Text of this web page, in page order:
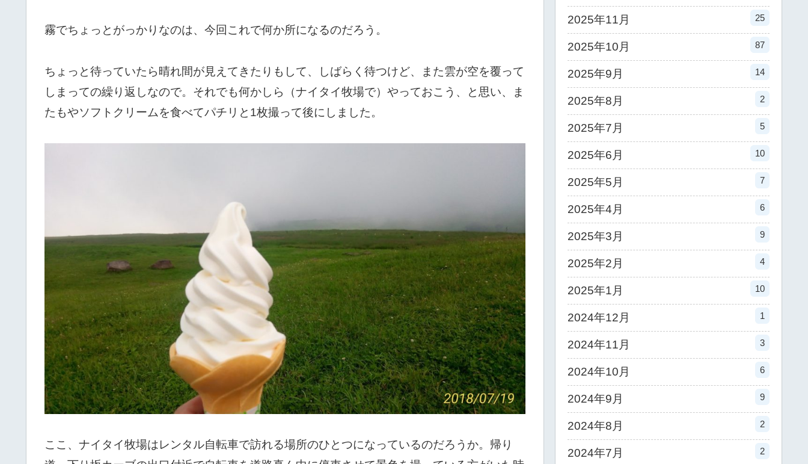
霧でちょっとがっかりなのは、今回これで何か所になるのだろう。
ちょっと待っていたら晴れ間が見えてきたりもして、しばらく待つけど、また雲が空を覆って
しまっての繰り返しなので。それでも何かしら（ナイタイ牧場で）やっておこう、と思い、ま
たもやソフトクリームを食べてパチリと1枚撮って後にしました。
ここ、ナイタイ牧場はレンタル自転車で訪れる場所のひとつになっているのだろうか。帰り
2025年11月 25
2025年10月 87
2025年9月 14
2025年8月 2
2025年7月 5
2025年6月 10
2025年5月 7
2025年4月 6
2025年3月 9
2025年2月 4
2025年1月 10
2024年12月 1
2024年11月 3
2024年10月 6
2024年9月 9
2024年8月 2
2024年7月 2